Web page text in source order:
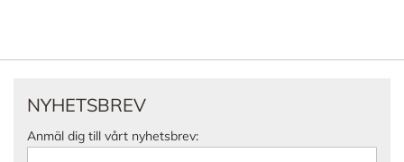
NYHETSBREV
Anmäl dig till vårt nyhetsbrev: